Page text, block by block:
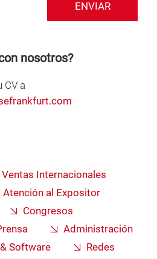
ENVIAR
nosotros?
CV a
Ventas Internacionales
Atención al Expositor
Congresos
Administración
Software
Redes